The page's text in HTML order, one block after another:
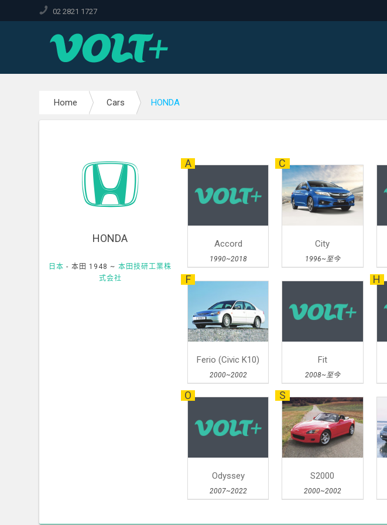
02 2821 1727
Home Cars HONDA
HONDA
日本- 本田 1948 ~ 本田技研工業株
式会社
A
Accord
1990~2018
C
City
1996~至今
F
Ferio (Civic K10)
2000~2002
Fit
2008~至今
H
O
Odyssey
2007~2022
S
S2000
2000~2002